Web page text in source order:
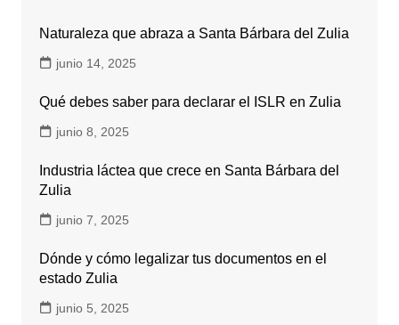
Naturaleza que abraza a Santa Bárbara del Zulia
junio 14, 2025
Qué debes saber para declarar el ISLR en Zulia
junio 8, 2025
Industria láctea que crece en Santa Bárbara del
Zulia
junio 7, 2025
Dónde y cómo legalizar tus documentos en el
estado Zulia
junio 5, 2025